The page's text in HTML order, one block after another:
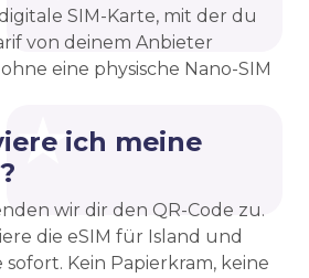
SIM-Karte, mit der du
von deinem Anbieter
eine physische Nano-SIM
ich meine
wir dir den QR-Code zu.
die eSIM für Island und
Kein Papierkram, keine